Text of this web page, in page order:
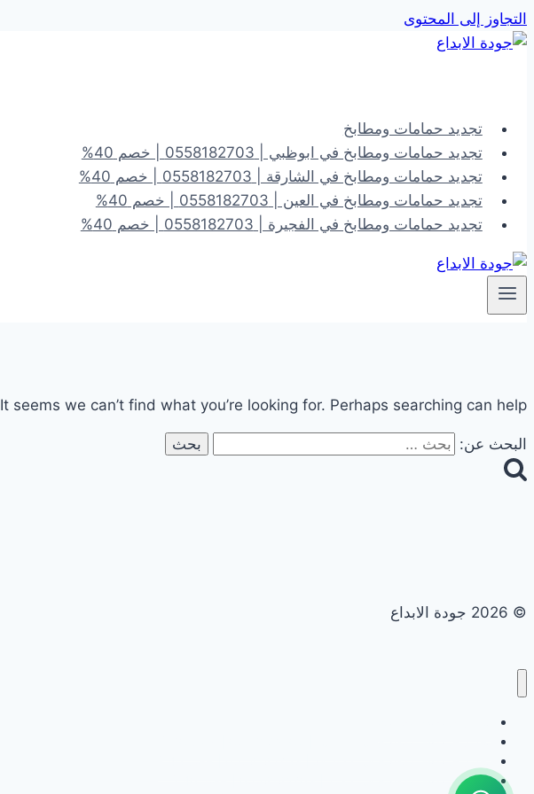
التجاوز إلى المحتوى
تجديد حمامات ومطابخ
تجديد حمامات ومطابخ في ابوظبي | 0558182703 | خصم 40%
تجديد حمامات ومطابخ في الشارقة | 0558182703 | خصم 40%
تجديد حمامات ومطابخ في العين | 0558182703 | خصم 40%
تجديد حمامات ومطابخ في الفجيرة | 0558182703 | خصم 40%
It seems we can’t find what you’re looking for. Perhaps searching can help.
البحث عن:
© 2026 جودة الابداع
تجديد حمامات ومطابخ في العين | 0558182703 | خصم 40%